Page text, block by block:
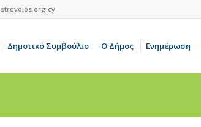
Δημοτικό Συμβούλιο Ο Δήμος Ενημέρωση